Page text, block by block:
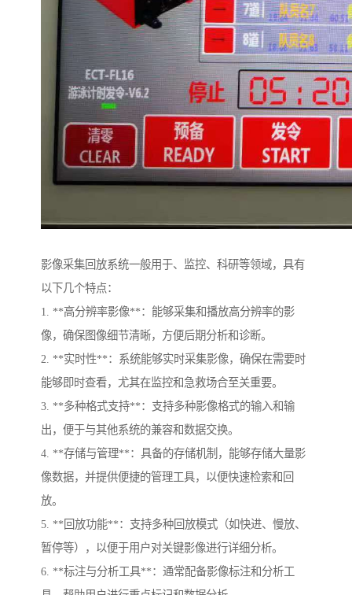
影像采集回放系统一般用于、监控、科研等领域，具有
以下几个特点：
1. **高分辨率影像**：能够采集和播放高分辨率的影
像，确保图像细节清晰，方便后期分析和诊断。
2. **实时性**：系统能够实时采集影像，确保在需要时
能够即时查看，尤其在监控和急救场合至关重要。
3. **多种格式支持**：支持多种影像格式的输入和输
出，便于与其他系统的兼容和数据交换。
4. **存储与管理**：具备的存储机制，能够存储大量影
像数据，并提供便捷的管理工具，以便快速检索和回
放。
5. **回放功能**：支持多种回放模式（如快进、慢放、
暂停等），以便于用户对关键影像进行详细分析。
6. **标注与分析工具**：通常配备影像标注和分析工